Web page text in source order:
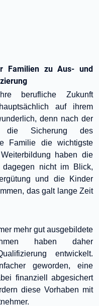
Familien zu Aus- und
berufliche Zukunft
auf ihrem
denn nach der
Sicherung des
Familie die wichtigste
haben die
nicht im Blick,
und die Kinder
das galt lange Zeit
mehr gut ausgebildete
haben daher
entwickelt.
geworden, eine
finanziell abgesichert
diese Vorhaben mit